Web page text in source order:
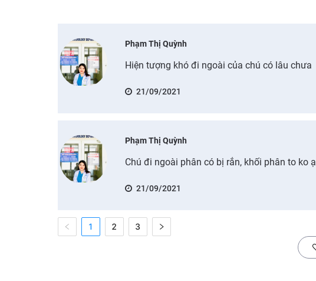
Phạm Thị Quỳnh
Hiện tượng khó đi ngoài của chú có lâu chưa
21/09/2021
Phạm Thị Quỳnh
Chú đi ngoài phân có bị rắn, khối phân to ko ạ
21/09/2021
1 2 3